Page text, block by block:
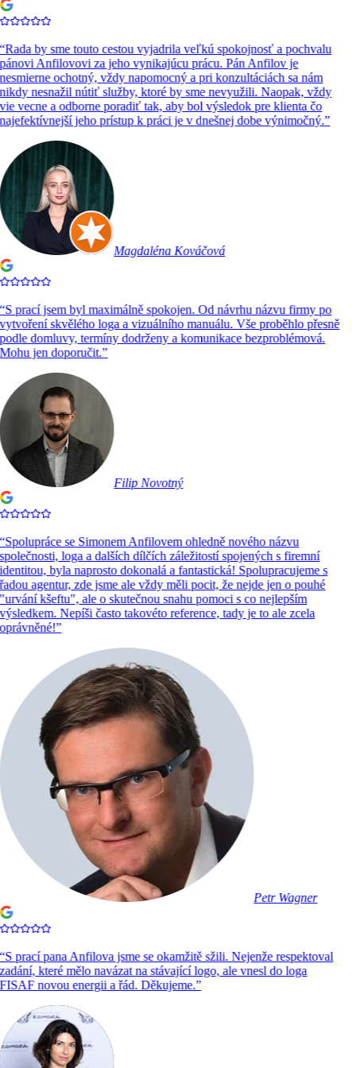
Rada by sme touto cestou vyjadrila veľkú spokojnosť a pochvalu
Anfilovovi za jeho vynikajúcu prácu. Pán Anfilov je
ochotný, vždy napomocný a pri konzultáciách sa nám
nesnažil nútiť služby, ktoré by sme nevyužili. Naopak, vždy
vecne a odborne poradiť tak, aby bol výsledok pre klienta čo
jeho prístup k práci je v dnešnej dobe výnimočný.”
Magdaléna Kováčová
S prací jsem byl maximálně spokojen. Od návrhu názvu firmy po
skvělého loga a vizuálního manuálu. Vše proběhlo přesně
domluvy, termíny dodrženy a komunikace bezproblémová.
jen doporučit.”
Filip Novotný
Spolupráce se Simonem Anfilovem ohledně nového názvu
loga a dalších dílčích záležitostí spojených s firemní
byla naprosto dokonalá a fantastická! Spolupracujeme s
agentur, zde jsme ale vždy měli pocit, že nejde jen o pouhé
kšeftu", ale o skutečnou snahu pomoci s co nejlepším
Nepíši často takovéto reference, tady je to ale zcela
”
Petr Wagner
S prací pana Anfilova jsme se okamžitě sžili. Nejenže respektoval
které mělo navázat na stávající logo, ale vnesl do loga
novou energii a řád. Děkujeme.”